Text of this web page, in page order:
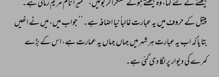
بیٹھنے کے لئے کہا، وہ بیٹھتے ہوئے مسکراکر بولیں، ’’میرا نام مریم زمانی ہے۔
پیتل کے حروف میں یہ عبارت غالباً نیا اضافہ ہے۔‘‘ جواب میں، میں نے انھیں
بتایا کہ اب یہ عبارت ہر شہر میں جہاں جہاں یہ عمارت ہے، اس کے بڑے
کمرے کی دیوار پر لگا دی گئی ہے۔